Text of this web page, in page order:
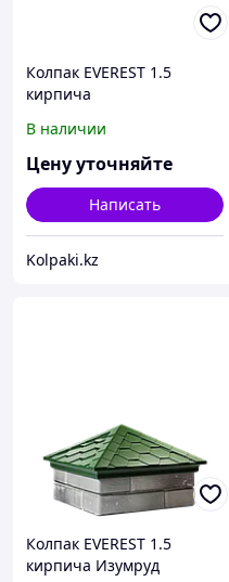
Колпак EVEREST 1.5
кирпича
В наличии
Цену уточняйте
Написать
Kolpaki.kz
Колпак EVEREST 1.5
кирпича Изумруд